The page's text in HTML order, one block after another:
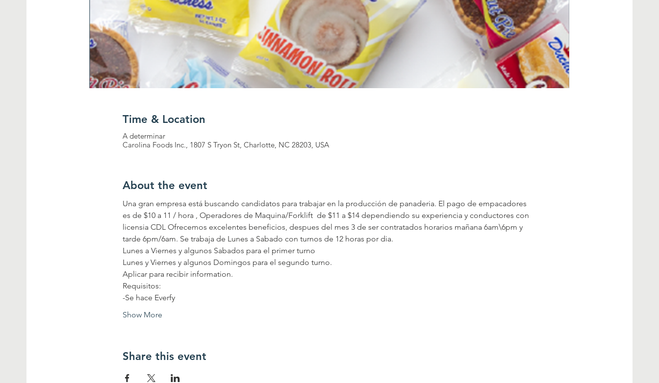
Time & Location
A determinar
Carolina Foods Inc., 1807 S Tryon St, Charlotte, NC 28203, USA
About the event
Una gran empresa está buscando candidatos para trabajar en la producción de panaderia. El pago de empacadores
es de $10 a 11 / hora , Operadores de Maquina/Forklift  de $11 a $14 dependiendo su experiencia y conductores con
licensia CDL Ofrecemos excelentes beneficios, despues del mes 3 de ser contratados horarios mañana 6am\6pm y
tarde 6pm/6am. Se trabaja de Lunes a Sabado con turnos de 12 horas por dia.
Lunes a Viernes y algunos Sabados para el primer turno
Lunes y Viernes y algunos Domingos para el segundo turno.
Aplicar para recibir information.
Requisitos:
-Se hace Everfy
Show More
Share this event